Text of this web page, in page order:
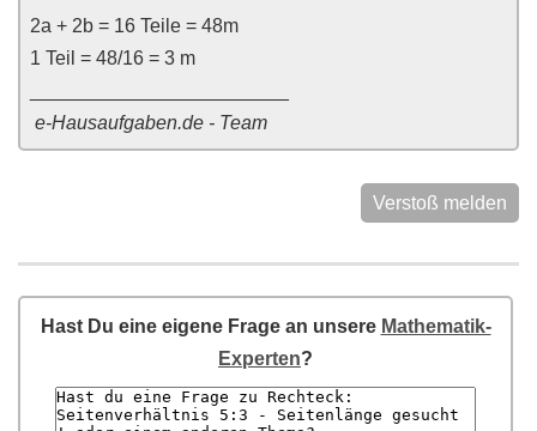
2a + 2b = 16 Teile = 48m
1 Teil = 48/16 = 3 m
e-Hausaufgaben.de - Team
Verstoß melden
Hast Du eine eigene Frage an unsere Mathematik-
Experten?